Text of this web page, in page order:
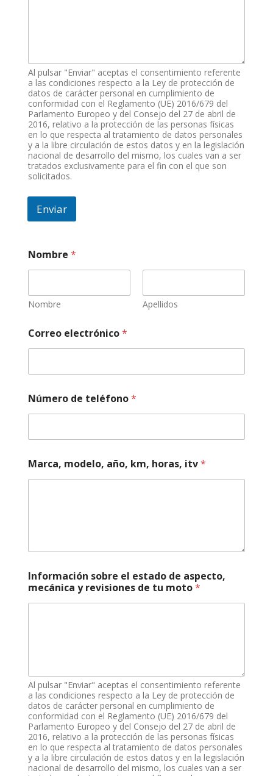
Al pulsar "Enviar" aceptas el consentimiento referente
a las condiciones respecto a la Ley de protección de
datos de carácter personal en cumplimiento de
conformidad con el Reglamento (UE) 2016/679 del
Parlamento Europeo y del Consejo del 27 de abril de
2016, relativo a la protección de las personas físicas
en lo que respecta al tratamiento de datos personales
y a la libre circulación de estos datos y en la legislación
nacional de desarrollo del mismo, los cuales van a ser
tratados exclusivamente para el fin con el que son
solicitados.
Enviar
Nombre *
Nombre Apellidos
o
r
s
m
e
c
n
c
Correo electrónico*
Número de teléfono*
Marca, modelo, año, km, horas, itv*
Información sobre el estado de aspecto,
mecánica y revisiones de tu moto*
Al pulsar "Enviar" aceptas el consentimiento referente
a las condiciones respecto a la Ley de protección de
datos de carácter personal en cumplimiento de
conformidad con el Reglamento (UE) 2016/679 del
Parlamento Europeo y del Consejo del 27 de abril de
2016, relativo a la protección de las personas físicas
en lo que respecta al tratamiento de datos personales
y a la libre circulación de estos datos y en la legislación
nacional de desarrollo del mismo, los cuales van a ser